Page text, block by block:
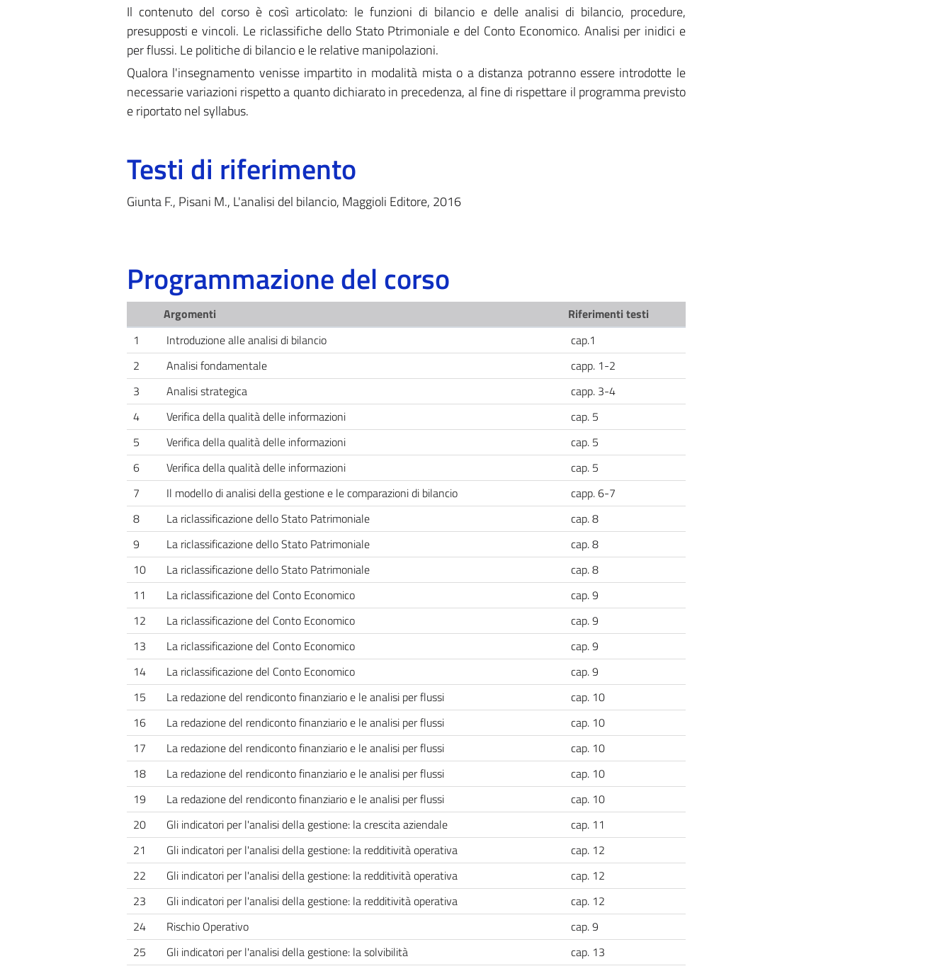
Il contenuto del corso è così articolato: le funzioni di bilancio e delle analisi di bilancio, procedure,
presupposti e vincoli. Le riclassifiche dello Stato Ptrimoniale e del Conto Economico. Analisi per inidici e
per flussi. Le politiche di bilancio e le relative manipolazioni.
Qualora l'insegnamento venisse impartito in modalità mista o a distanza potranno essere introdotte le
necessarie variazioni rispetto a quanto dichiarato in precedenza, al fine di rispettare il programma previsto
e riportato nel syllabus.
Testi di riferimento
Giunta F., Pisani M., L'analisi del bilancio, Maggioli Editore, 2016
Programmazione del corso
Argomenti
Riferimenti testi
1
Introduzione alle analisi di bilancio
cap.1
2
Analisi fondamentale
capp. 1-2
3
Analisi strategica
capp. 3-4
4
Verifica della qualità delle informazioni
cap. 5
5
Verifica della qualità delle informazioni
cap. 5
6
Verifica della qualità delle informazioni
cap. 5
7
Il modello di analisi della gestione e le comparazioni di bilancio
capp. 6-7
8
La riclassificazione dello Stato Patrimoniale
cap. 8
9
La riclassificazione dello Stato Patrimoniale
cap. 8
10
La riclassificazione dello Stato Patrimoniale
cap. 8
11
La riclassificazione del Conto Economico
cap. 9
12
La riclassificazione del Conto Economico
cap. 9
13
La riclassificazione del Conto Economico
cap. 9
14
La riclassificazione del Conto Economico
cap. 9
15
La redazione del rendiconto finanziario e le analisi per flussi
cap. 10
16
La redazione del rendiconto finanziario e le analisi per flussi
cap. 10
17
La redazione del rendiconto finanziario e le analisi per flussi
cap. 10
18
La redazione del rendiconto finanziario e le analisi per flussi
cap. 10
19
La redazione del rendiconto finanziario e le analisi per flussi
cap. 10
20
Gli indicatori per l'analisi della gestione: la crescita aziendale
cap. 11
21
Gli indicatori per l'analisi della gestione: la redditività operativa
cap. 12
22
Gli indicatori per l'analisi della gestione: la redditività operativa
cap. 12
23
Gli indicatori per l'analisi della gestione: la redditività operativa
cap. 12
24
Rischio Operativo
cap. 9
25
Gli indicatori per l'analisi della gestione: la solvibilità
cap. 13